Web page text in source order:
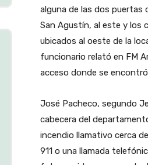
alguna de las dos puertas
San Agustín, al este y los
ubicados al oeste de la
funcionario relató en FM
acceso donde se
José Pacheco, segundo
cabecera del
incendio llamativo cerca
911 o una llamada